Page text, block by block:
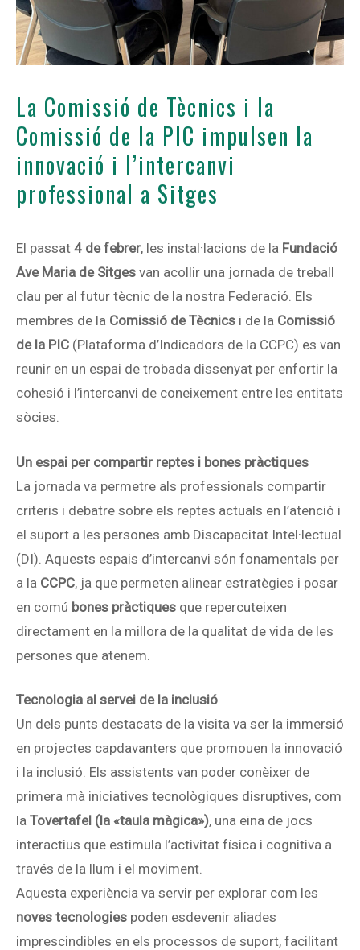
La Comissió de Tècnics i la
Comissió de la PIC impulsen la
innovació i l’intercanvi
professional a Sitges
El passat 4 de febrer, les instal·lacions de la Fundació
Ave Maria de Sitges van acollir una jornada de treball
clau per al futur tècnic de la nostra Federació. Els
membres de la Comissió de Tècnics i de la Comissió
de la PIC (Plataforma d’Indicadors de la CCPC) es van
reunir en un espai de trobada dissenyat per enfortir la
cohesió i l’intercanvi de coneixement entre les entitats
sòcies.
Un espai per compartir reptes i bones pràctiques
La jornada va permetre als professionals compartir
criteris i debatre sobre els reptes actuals en l’atenció i
el suport a les persones amb Discapacitat Intel·lectual
(DI). Aquests espais d’intercanvi són fonamentals per
a la CCPC, ja que permeten alinear estratègies i posar
en comú bones pràctiques que repercuteixen
directament en la millora de la qualitat de vida de les
persones que atenem.
Tecnologia al servei de la inclusió
Un dels punts destacats de la visita va ser la immersió
en projectes capdavanters que promouen la innovació
i la inclusió. Els assistents van poder conèixer de
primera mà iniciatives tecnològiques disruptives, com
la Tovertafel (la «taula màgica»), una eina de jocs
interactius que estimula l’activitat física i cognitiva a
través de la llum i el moviment.
Aquesta experiència va servir per explorar com les
noves tecnologies poden esdevenir aliades
imprescindibles en els processos de suport, facilitant